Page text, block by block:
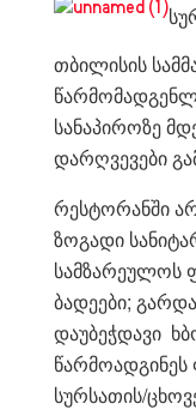
თბილისის
სანაპიროზე
დარღვევები
რესტორანში
ზოგადი
სამზარეულოს
ბადეები;
დაუბეჭდავი
სურსათის/